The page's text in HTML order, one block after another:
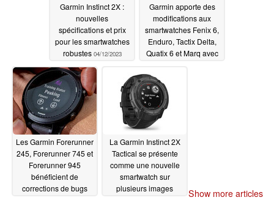
Garmin Instinct 2X :
nouvelles
spécifications et prix
pour les smartwatches
robustes 04/12/2023
Garmin apporte des
modifications aux
smartwatches Fenix 6,
Enduro, Tactix Delta,
Quatix 6 et Marq avec
Les Garmin Forerunner
245, Forerunner 745 et
Forerunner 945
bénéficient de
corrections de bugs
La Garmin Instinct 2X
Tactical se présente
comme une nouvelle
smartwatch sur
plusieurs images
Show more articles